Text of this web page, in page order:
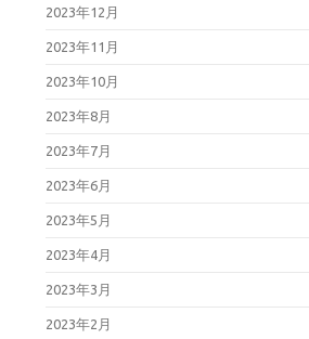
2023年12月
2023年11月
2023年10月
2023年8月
2023年7月
2023年6月
2023年5月
2023年4月
2023年3月
2023年2月